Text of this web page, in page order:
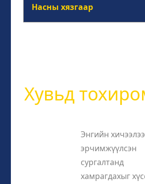
Насны хязгаар
Хувьд
Энгийн
эрчимжүүлсэн
сургалтанд
хамрагдахыг